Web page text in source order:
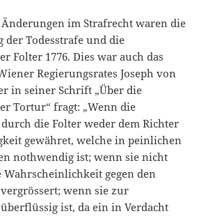
im Strafrecht waren die
der Todesstrafe und die
Folter 1776. Dies war auch das
Regierungsrates Joseph von
in seiner Schrift „Über die
Tortur“ fragt: „Wenn die
die Folter weder dem Richter
gewähret, welche in peinlichen
nothwendig ist; wenn sie nicht
gegen den
wenn sie zur
ist, da ein in Verdacht